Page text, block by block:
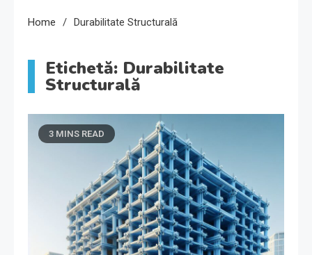
Home Durabilitate Structurală
Etichetă: Durabilitate
Structurală
3 MINS READ